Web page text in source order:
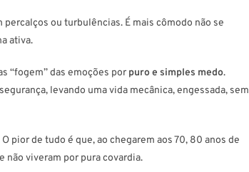
ou turbulências. É mais cômodo não se
ativa.
“fogem” das emoções por puro e simples medo.
levando uma vida mecânica, engessada, sem
pior de tudo é que, ao chegarem aos 70, 80 anos de
não viveram por pura covardia.